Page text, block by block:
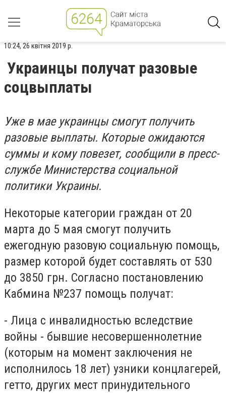
10:24, 26 квітня 2019 р.
Украинцы получат разовые
соцвыплаты
Уже в мае украинцы смогут получить
разовые выплаты. Которые ожидаются
суммы и кому повезет, сообщили в пресс-
службе Министерства социальной
политики Украины.
Некоторые категории граждан от 20
марта до 5 мая смогут получить
ежегодную разовую социальную помощь,
размер которой будет составлять от 530
до 3850 грн. Согласно постановлению
Кабмина №237 помощь получат:
- Лица с инвалидностью вследствие
войны - бывшие несовершеннолетние
(которым на момент заключения не
исполнилось 18 лет) узники концлагерей,
гетто, других мест принудительного